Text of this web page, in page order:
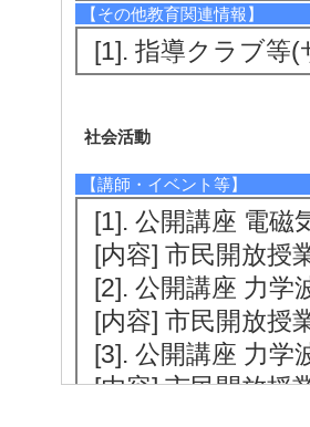
【その他教育関連情報】
[1]. 指導クラブ等
社会活動
【講師・イベント等】
[1]. 公開講座 電磁
[内容] 市民開放授
[2]. 公開講座 力学
[内容] 市民開放授
[3]. 公開講座 力学
[内容] 市民開放授